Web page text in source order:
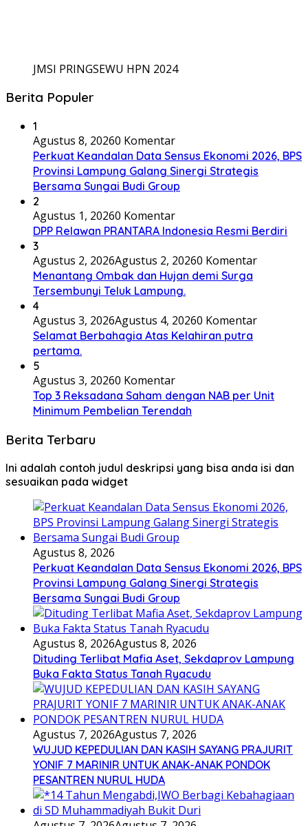
JMSI PRINGSEWU HPN 2024
Berita Populer
1
Agustus 8, 20260 Komentar
Perkuat Keandalan Data Sensus Ekonomi 2026, BPS
Provinsi Lampung Galang Sinergi Strategis
Bersama Sungai Budi Group
2
Agustus 1, 20260 Komentar
DPP Relawan PRANTARA Indonesia Resmi Berdiri
3
Agustus 2, 2026Agustus 2, 20260 Komentar
Menantang Ombak dan Hujan demi Surga
Tersembunyi Teluk Lampung.
4
Agustus 3, 2026Agustus 4, 20260 Komentar
Selamat Berbahagia Atas Kelahiran putra
pertama.
5
Agustus 3, 20260 Komentar
Top 3 Reksadana Saham dengan NAB per Unit
Minimum Pembelian Terendah
Berita Terbaru
Ini adalah contoh judul deskripsi yang bisa anda isi dan
sesuaikan pada widget
Agustus 8, 2026
Perkuat Keandalan Data Sensus Ekonomi 2026, BPS
Provinsi Lampung Galang Sinergi Strategis
Bersama Sungai Budi Group
Agustus 8, 2026Agustus 8, 2026
Dituding Terlibat Mafia Aset, Sekdaprov Lampung
Buka Fakta Status Tanah Ryacudu
Agustus 7, 2026Agustus 7, 2026
WUJUD KEPEDULIAN DAN KASIH SAYANG PRAJURIT
YONIF 7 MARINIR UNTUK ANAK-ANAK PONDOK
PESANTREN NURUL HUDA